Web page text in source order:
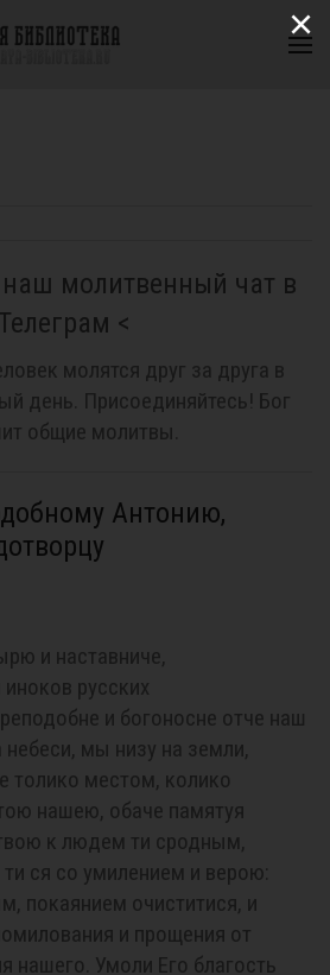
наш молитвенный чат в
Телеграм <
молятся друг за друга в
день. Присоединяйтесь! Бог
общие молитвы.
Антонию,
и наставниче,
русских
и богоносне отче наш
мы низу на земли,
толико местом, колико
нашею, обаче памятуя
к людем ти сродным,
ся со умилением и верою:
покаянием очиститися, и
и прощения от
нашего. Умоли Его благость
×